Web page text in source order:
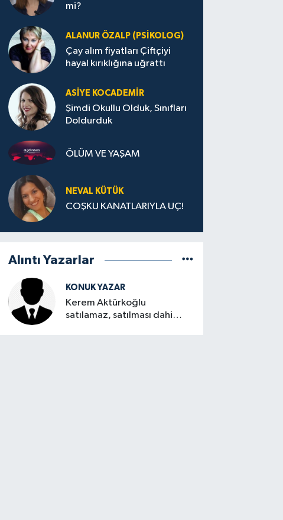
mi?
ALANUR ÖZALP (PSIKOLOG)
Çay alım fiyatları Çiftçiyi
hayal kırıklığına uğrattı
ASIYE KOCADEMİR
Şimdi Okullu Olduk, Sınıfları
Doldurduk
ÖLÜM VE YAŞAM
NEVAL KÜTÜK
COŞKU KANATLARIYLA UÇ!
Alıntı Yazarlar
KONUK YAZAR
Kerem Aktürkoğlu
satılamaz, satılması dahi